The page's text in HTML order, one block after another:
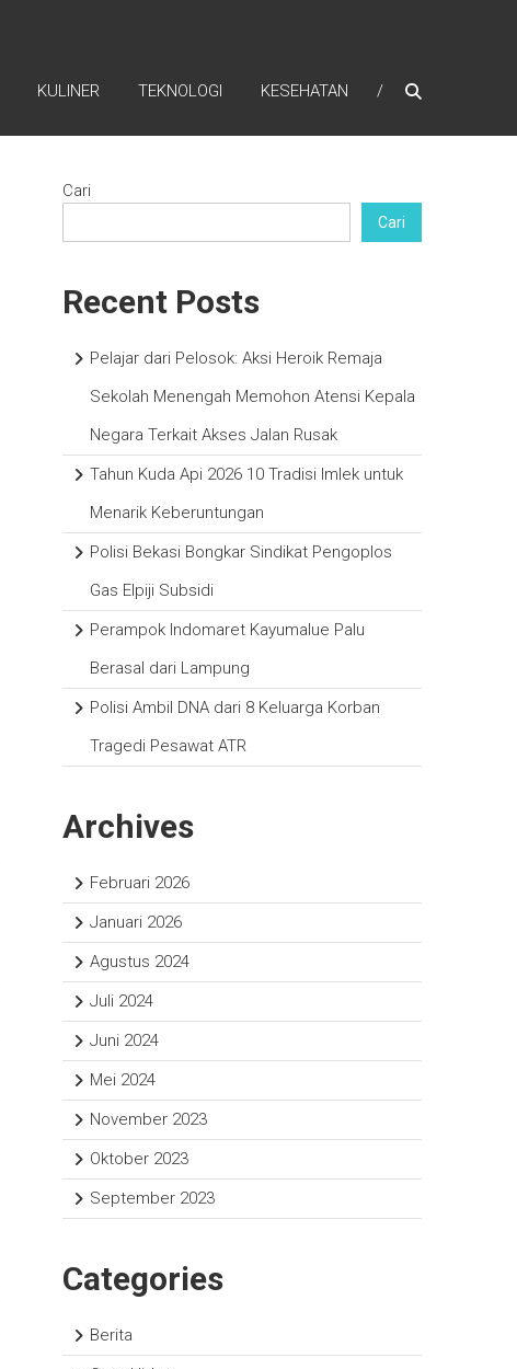
KULINER TEKNOLOGI KESEHATAN
Cari
Cari
Recent Posts
Pelajar dari Pelosok: Aksi Heroik Remaja
Sekolah Menengah Memohon Atensi Kepala
Negara Terkait Akses Jalan Rusak
Tahun Kuda Api 2026 10 Tradisi Imlek untuk
Menarik Keberuntungan
Polisi Bekasi Bongkar Sindikat Pengoplos
Gas Elpiji Subsidi
Perampok Indomaret Kayumalue Palu
Berasal dari Lampung
Polisi Ambil DNA dari 8 Keluarga Korban
Tragedi Pesawat ATR
Archives
Februari 2026
Januari 2026
Agustus 2024
Juli 2024
Juni 2024
Mei 2024
November 2023
Oktober 2023
September 2023
Categories
Berita